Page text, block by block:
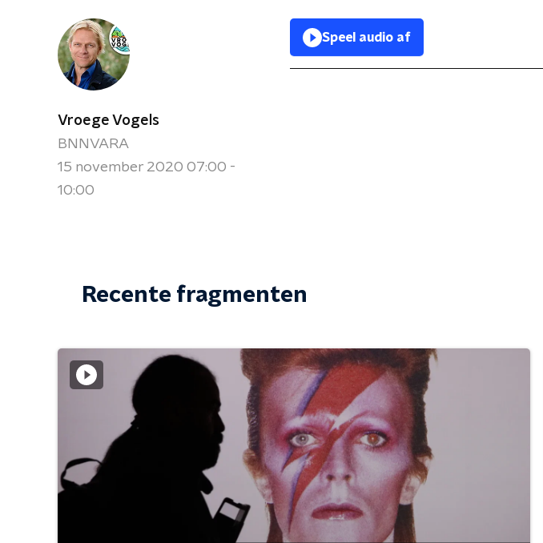
Vroege Vogels
BNNVARA
15 november 2020 07:00 -
10:00
Speel audio af
Recente fragmenten